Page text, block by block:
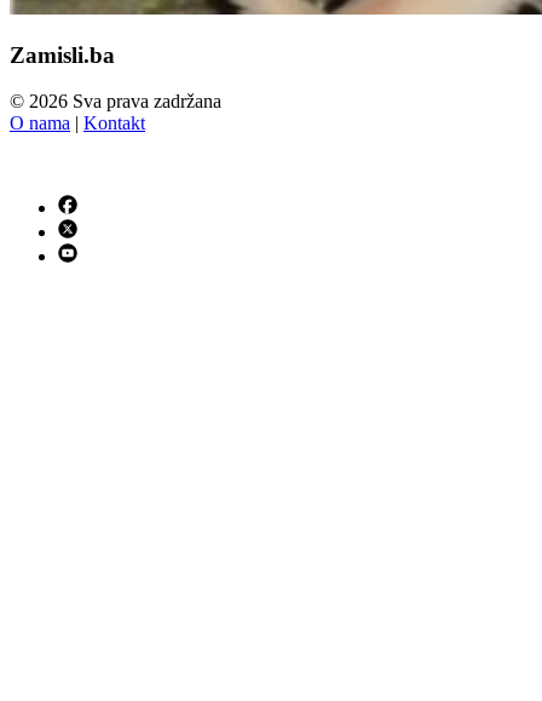
Zamisli.ba
© 2026 Sva prava zadržana
O nama | Kontakt